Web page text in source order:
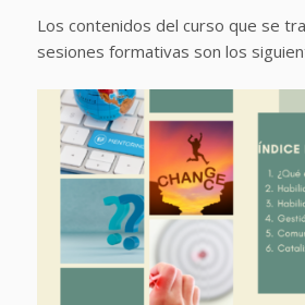
Los contenidos del curso que se
sesiones formativas son los